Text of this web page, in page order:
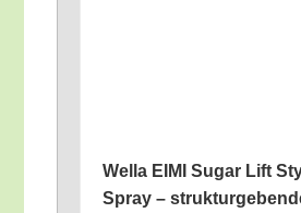
Wel­la EIMI Sugar Lift
Spray –